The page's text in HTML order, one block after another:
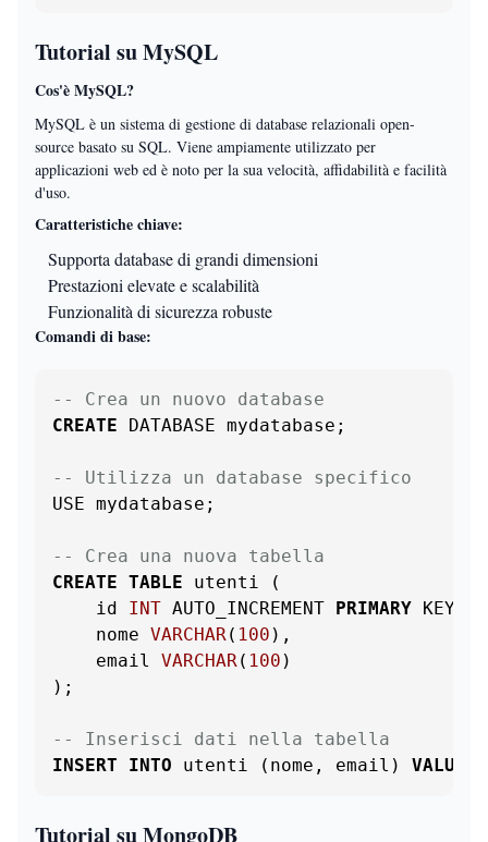
Tutorial su MySQL
Cos'è MySQL?
MySQL è un sistema di gestione di database relazionali open-
source basato su SQL. Viene ampiamente utilizzato per
applicazioni web ed è noto per la sua velocità, affidabilità e facilità
d'uso.
Caratteristiche chiave:
Supporta database di grandi dimensioni
Prestazioni elevate e scalabilità
Funzionalità di sicurezza robuste
Comandi di base:
-- Crea un nuovo database
CREATE DATABASE mydatabase;
-- Utilizza un database specifico
USE mydatabase;
-- Crea una nuova tabella
CREATE TABLE utenti (
    id
INT AUTO_INCREMENT PRIMARY KEY,
    nome
VARCHAR( 100 ),
    email
VARCHAR( 100 )
);
-- Inserisci dati nella tabella
INSERT
INTO utenti (nome, email) VALUES
Tutorial su MongoDB